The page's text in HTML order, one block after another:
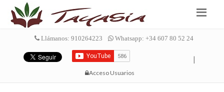
Llámanos: 910264223 Whatsapp: +34 607 80 52 24
|
Acceso Usuarios